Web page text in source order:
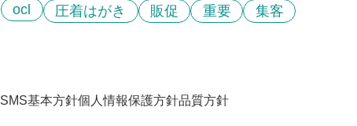
ocl
圧着はがき 販促 重要 集客
ISMS基本方針個人情報保護方針品質方針